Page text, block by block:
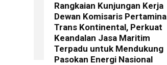
Rangkaian Kunjungan Kerja
Dewan Komisaris Pertamina
Trans Kontinental, Perkuat
Keandalan Jasa Maritim
Terpadu untuk Mendukung
Pasokan Energi Nasional